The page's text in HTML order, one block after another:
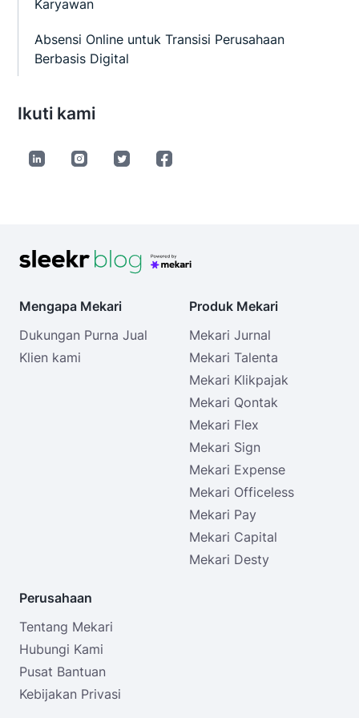
Karyawan
Absensi Online untuk Transisi Perusahaan
Berbasis Digital
Ikuti kami
Mengapa Mekari
Dukungan Purna Jual
Klien kami
Produk Mekari
Mekari Jurnal
Mekari Talenta
Mekari Klikpajak
Mekari Qontak
Mekari Flex
Mekari Sign
Mekari Expense
Mekari Officeless
Mekari Pay
Mekari Capital
Mekari Desty
Perusahaan
Tentang Mekari
Hubungi Kami
Pusat Bantuan
Kebijakan Privasi